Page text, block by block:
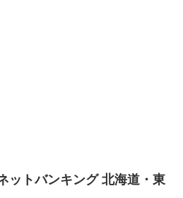
ットバンキング 北海道・東